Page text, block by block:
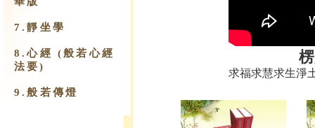
7.靜坐學
8.心經 (般若心經
法要)
9.​般若傳燈
求福求慧求生淨